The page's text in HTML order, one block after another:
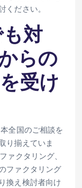
ください。
対
らの
受け
全国のご相談を
り揃えていま
ァクタリング、
ファクタリング
換え検討者向け